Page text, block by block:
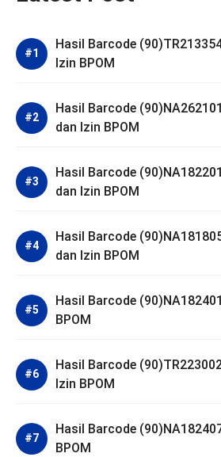
Hasil Barcode
Izin BPOM
Hasil Barcode
dan Izin BPOM
Hasil Barcode
dan Izin BPOM
Hasil Barcode
dan Izin BPOM
Hasil Barcode
BPOM
Hasil Barcode
Izin BPOM
Hasil Barcode
BPOM